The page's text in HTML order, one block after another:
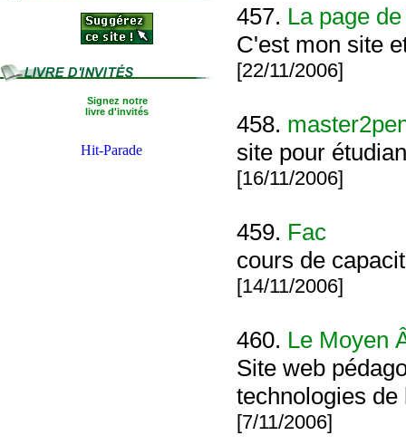
Signez notre
livre d'invités
457. La page
C'est mon site
[22/11/2006]
458.
site pour
[16/11/2006]
459. Fac
cours de
[14/11/2006]
460. Le Moyen
Site web
technologies
[7/11/2006]